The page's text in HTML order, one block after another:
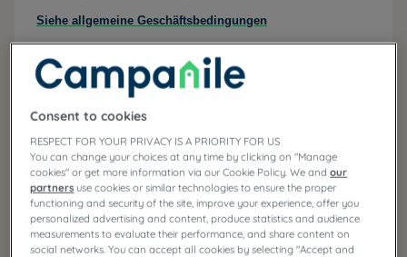
Siehe allgemeine Geschäftsbedingungen
Consent to cookies
RESPECT FOR YOUR PRIVACY IS A PRIORITY FOR US
You can change your choices at any time by clicking on "Manage
cookies" or get more information via our Cookie Policy. We andour
partners use cookies or similar technologies to ensure the proper
functioning and security of the site, improve your experience, offer you
personalized advertising and content, produce statistics and audience
measurements to evaluate their performance, and share content on
social networks. You can accept all cookies by selecting "Accept and